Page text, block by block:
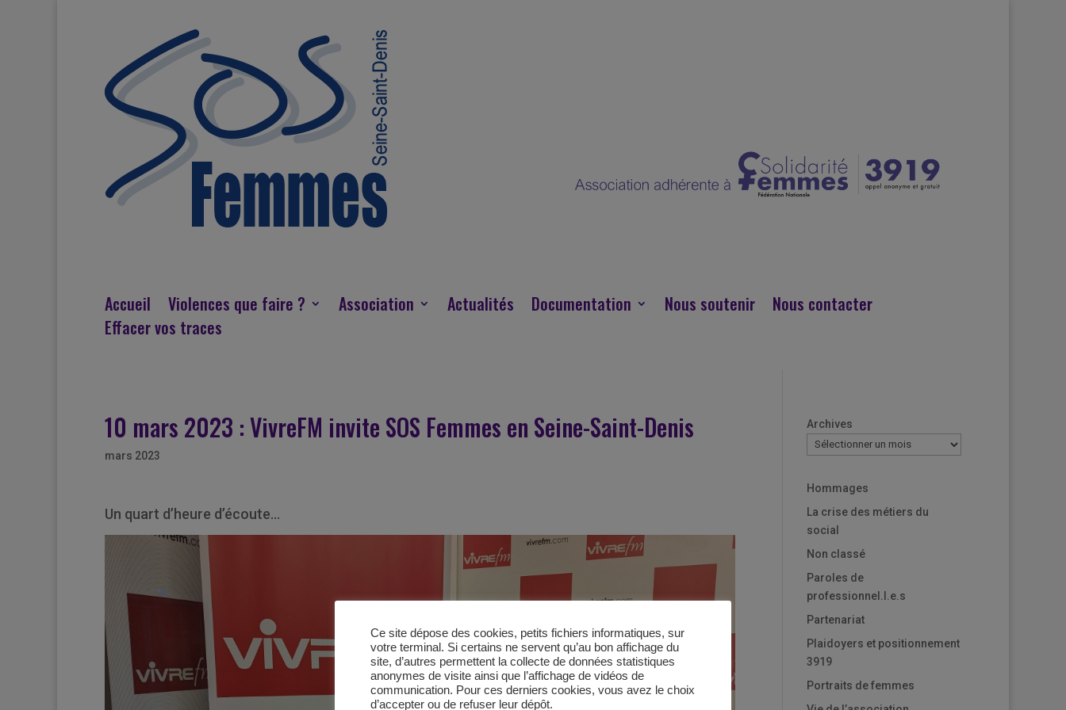
Accueil Violences que faire ? Association Actualités Documentation Nous soutenir
Nous contacter
Effacer vos traces
10 mars 2023 : VivreFM invite SOS Femmes en Seine-Saint-Denis
mars 2023
Un quart d’heure d’écoute…
Archives
Hommages
La crise des métiers du
social
Non classé
Paroles de
professionnel.l.e.s
Partenariat
Plaidoyers et positionnement
3919
Portraits de femmes
Ce site dépose des cookies, petits fichiers informatiques, sur
votre terminal. Si certains ne servent qu’au bon affichage du
site, d’autres permettent la collecte de données statistiques
anonymes de visite ainsi que l’affichage de vidéos de
communication. Pour ces derniers cookies, vous avez le choix
d’accepter ou de refuser leur dépôt.